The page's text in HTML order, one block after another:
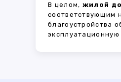
В целом, жилой
соответствующим
благоустройства
эксплуатационную